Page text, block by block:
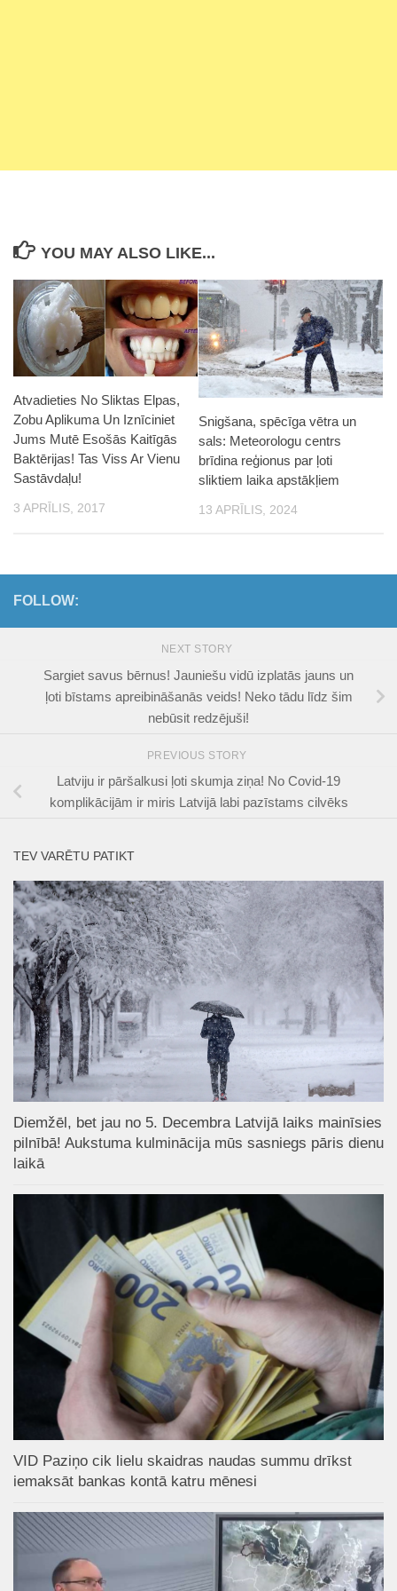
YOU MAY ALSO LIKE...
Atvadieties No Sliktas Elpas,
Zobu Aplikuma Un Iznīciniet
Jums Mutē Esošās Kaitīgās
Baktērijas! Tas Viss Ar Vienu
Sastāvdaļu!
3 APRĪLIS, 2017
Snigšana, spēcīga vētra un
sals: Meteorologu centrs
brīdina reģionus par ļoti
sliktiem laika apstākļiem
13 APRĪLIS, 2024
FOLLOW:
NEXT STORY
Sargiet savus bērnus! Jauniešu vidū izplatās jauns un
ļoti bīstams apreibināšanās veids! Neko tādu līdz šim
nebūsit redzējuši!
PREVIOUS STORY
Latviju ir pāršalkusi ļoti skumja ziņa! No Covid-19
komplikācijām ir miris Latvijā labi pazīstams cilvēks
TEV VARĒTU PATIKT
Diemžēl, bet jau no 5. Decembra Latvijā laiks mainīsies
pilnībā! Aukstuma kulminācija mūs sasniegs pāris dienu
laikā
VID Paziņo cik lielu skaidras naudas summu drīkst
iemaksāt bankas kontā katru mēnesi